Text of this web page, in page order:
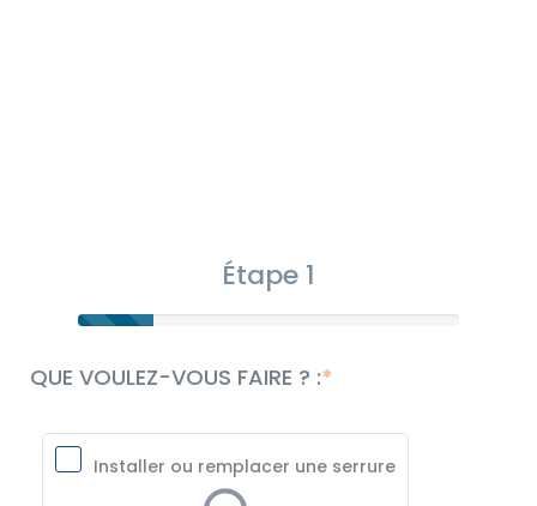
Étape 1
QUE VOULEZ-VOUS FAIRE ? :
Installer ou remplacer une serrure